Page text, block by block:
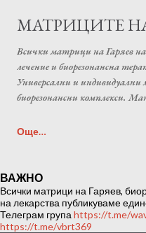
Пропускане към
МАТРИЦИТЕ
Всички матрици на Гаряев на
лечение и биорезонансна
Универсални и
биорезонансни комплекси.
Още…
Laboratory (Individual
ВАЖНО
Всички матрици на Гаряев,
на лекарства публикуваме
Телеграм група https://t.me/
https://t.me/vbrt369